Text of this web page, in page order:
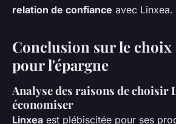
relation de confiance avec Linxea.
Conclusion sur le choix
pour l'épargne
Analyse des raisons de choisir
économiser
Linxea est plébiscitée pour ses